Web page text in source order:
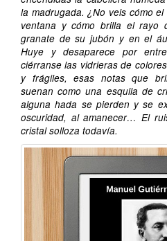
la madrugada. ¿No veis cómo
ventana y cómo brilla el rayo
granate de su jubón y en el
Huye y desaparece por
ciérranse las vidrieras de
y frágiles, esas notas que
suenan como una esquila de
alguna hada se pierden y se
oscuridad, al amanecer… El
cristal solloza todavía.